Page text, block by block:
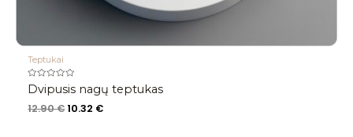
Teptukai
Įvertinimas:
0
5
Dvipusis nagų teptukas
12.90€ 10.32 €